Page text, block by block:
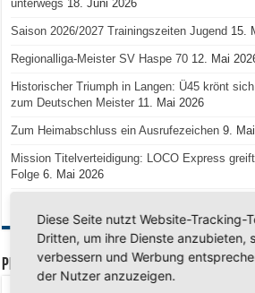
unterwegs 18. Juni 2026
Saison 2026/2027 Trainingszeiten Jugend 15.
Regionalliga-Meister SV Haspe 70 12. Mai
Historischer Triumph in Langen: Ü45 krönt
zum Deutschen Meister 11. Mai 2026
Zum Heimabschluss ein Ausrufezeichen 9.
Mission Titelverteidigung: LOCO Express
Folge 6. Mai 2026
PREMIUMPARTNER
Diese Seite nutzt Website-Tracking-
Dritten, um ihre Dienste anzubieten,
verbessern und Werbung
der Nutzer anzuzeigen.